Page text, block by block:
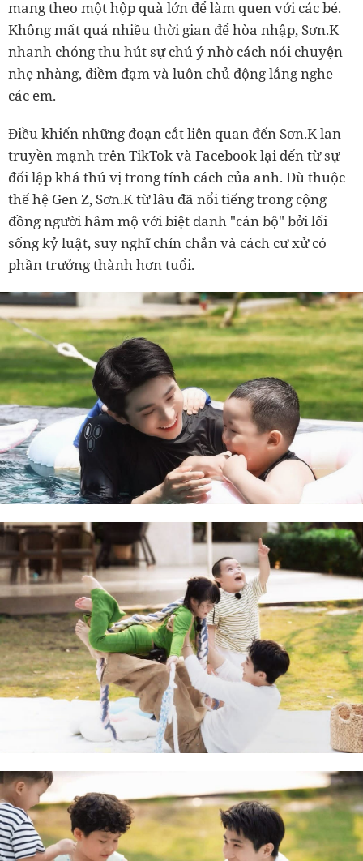
mang theo một hộp quà lớn để làm quen với các bé.
Không mất quá nhiều thời gian để hòa nhập, Sơn.K
nhanh chóng thu hút sự chú ý nhờ cách nói chuyện
nhẹ nhàng, điềm đạm và luôn chủ động lắng nghe
các em.
Điều khiến những đoạn cắt liên quan đến Sơn.K lan
truyền mạnh trên TikTok và Facebook lại đến từ sự
đối lập khá thú vị trong tính cách của anh. Dù thuộc
thế hệ Gen Z, Sơn.K từ lâu đã nổi tiếng trong cộng
đồng người hâm mộ với biệt danh "cán bộ" bởi lối
sống kỷ luật, suy nghĩ chín chắn và cách cư xử có
phần trưởng thành hơn tuổi.